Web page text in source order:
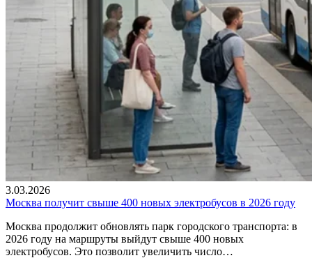
3.03.2026
Москва получит свыше 400 новых электробусов в 2026 году
Москва продолжит обновлять парк городского транспорта: в
2026 году на маршруты выйдут свыше 400 новых
электробусов. Это позволит увеличить число…